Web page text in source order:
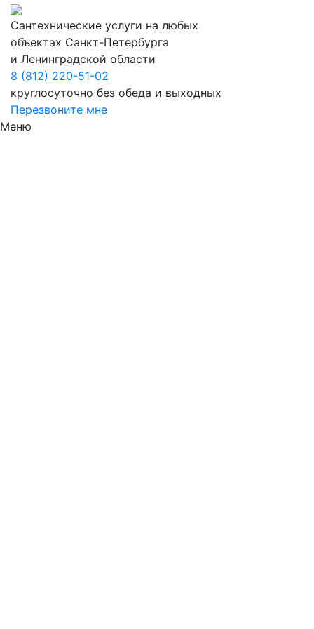
Сантехнические услуги на любых
объектах Санкт-Петербурга
и Ленинградской области
8 (812) 220-51-02
круглосуточно без обеда и выходных
Перезвоните мне
Меню